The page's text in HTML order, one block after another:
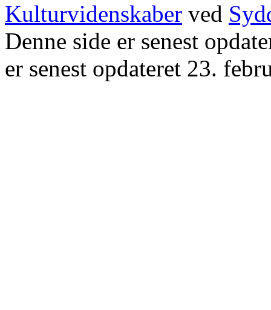
Kulturvidenskaber ved
Denne side er senest
er senest opdateret 23.